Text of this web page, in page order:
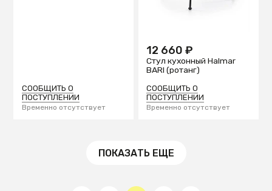
СООБЩИТЬ О
ПОСТУПЛЕНИИ
Временно отсутствует
12 660 ₽
Стул кухонный Halmar
BARI (ротанг)
СООБЩИТЬ О
ПОСТУПЛЕНИИ
Временно отсутствует
ПОКАЗАТЬ ЕЩЕ